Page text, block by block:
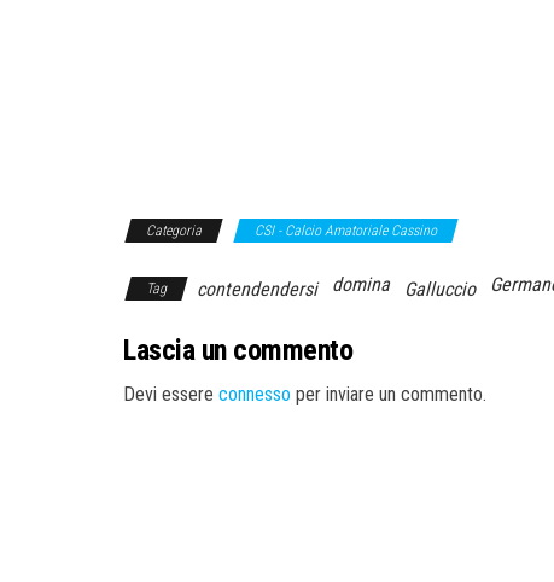
Categoria CSI - Calcio Amatoriale Cassino
Tag contendendersi domina Galluccio
Lascia un commento
Devi essere connesso per inviare un commento.